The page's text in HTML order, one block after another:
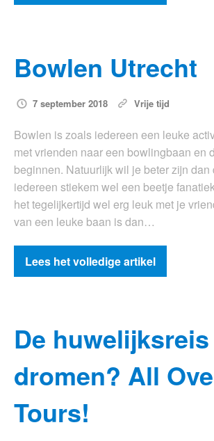
Bowlen Utrecht
7 september 2018 Vrije tijd
Bowlen is zoals iedereen een leuke
met vrienden naar een bowlingbaan en
beginnen. Natuurlijk wil je beter zijn dan
iedereen stiekem wel een beetje
het tegelijkertijd wel erg leuk met je
van een leuke baan is dan…
Lees het volledige artikel
De
dromen? All
Tours!